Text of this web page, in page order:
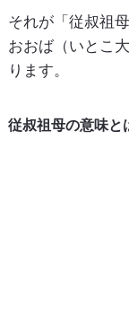
それが「従叔祖
おおば（いとこ
ります。
従叔祖母の意味と